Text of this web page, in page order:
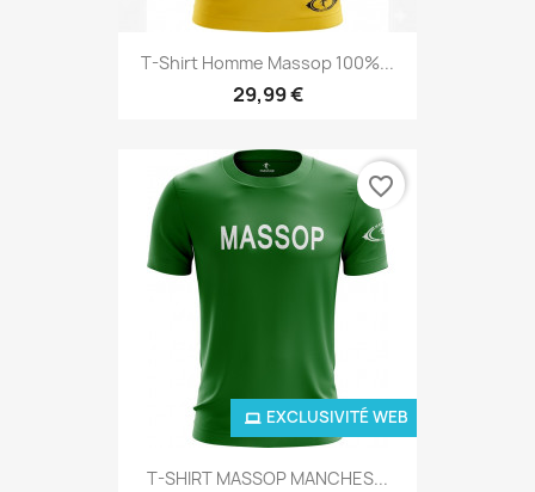
T-Shirt Homme Massop 100%...
29,99 €
T-SHIRT MASSOP MANCHES...
EXCLUSIVITÉ WEB
favorite_border